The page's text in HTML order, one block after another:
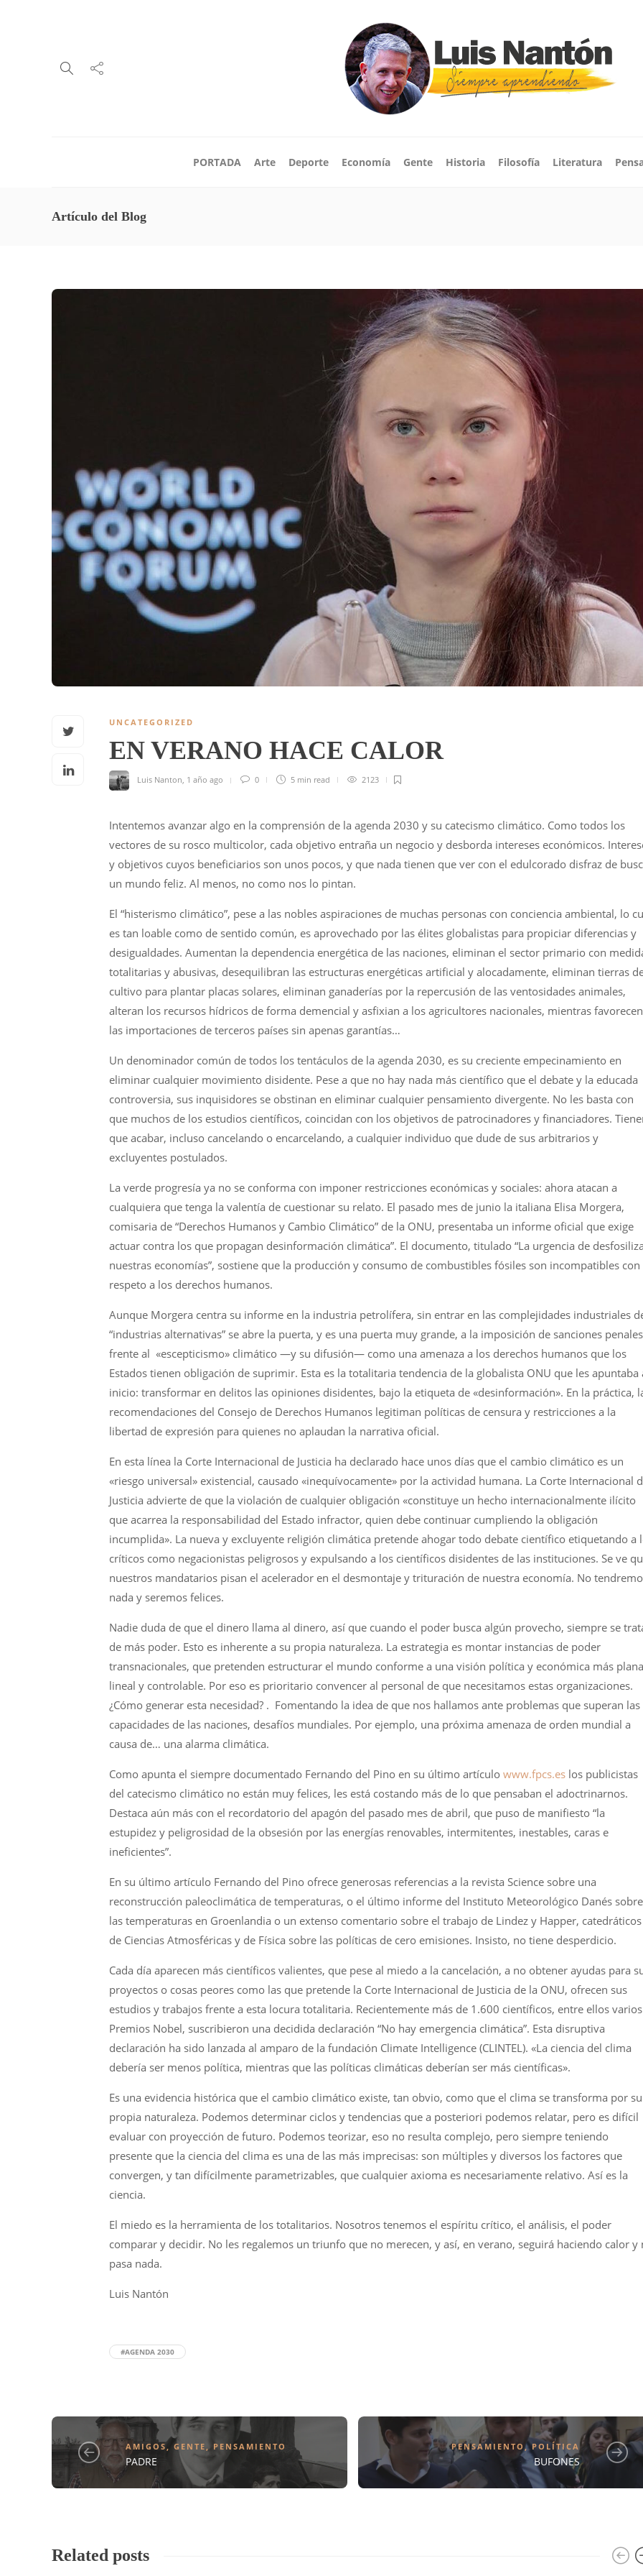
PORTADA Arte Deporte Economía Gente Historia Filosofía Literatura
Artículo del Blog
UNCATEGORIZED
EN VERANO HACE CALOR
Luis Nanton, 1 año ago 0 5 min read 2123
Intentemos avanzar algo en la comprensión de la agenda 2030 y su catecismo climático. Como todos los
vectores de su rosco multicolor, cada objetivo entraña un negocio y desborda intereses económicos.
y objetivos cuyos beneficiarios son unos pocos, y que nada tienen que ver con el edulcorado disfraz de
un mundo feliz. Al menos, no como nos lo pintan.
El “histerismo climático”, pese a las nobles aspiraciones de muchas personas con conciencia ambiental, lo
es tan loable como de sentido común, es aprovechado por las élites globalistas para propiciar diferencias y
desigualdades. Aumentan la dependencia energética de las naciones, eliminan el sector primario con
totalitarias y abusivas, desequilibran las estructuras energéticas artificial y alocadamente, eliminan tierras
cultivo para plantar placas solares, eliminan ganaderías por la repercusión de las ventosidades animales,
alteran los recursos hídricos de forma demencial y asfixian a los agricultores nacionales, mientras favorecen
las importaciones de terceros países sin apenas garantías…
Un denominador común de todos los tentáculos de la agenda 2030, es su creciente empecinamiento en
eliminar cualquier movimiento disidente. Pese a que no hay nada más científico que el debate y la educada
controversia, sus inquisidores se obstinan en eliminar cualquier pensamiento divergente. No les basta con
que muchos de los estudios científicos, coincidan con los objetivos de patrocinadores y financiadores.
que acabar, incluso cancelando o encarcelando, a cualquier individuo que dude de sus arbitrarios y
excluyentes postulados.
La verde progresía ya no se conforma con imponer restricciones económicas y sociales: ahora atacan a
cualquiera que tenga la valentía de cuestionar su relato. El pasado mes de junio la italiana Elisa Morgera,
comisaria de “Derechos Humanos y Cambio Climático” de la ONU, presentaba un informe oficial que exige
actuar contra los que propagan desinformación climática”. El documento, titulado “La urgencia de
nuestras economías”, sostiene que la producción y consumo de combustibles fósiles son incompatibles con
respeto a los derechos humanos.
Aunque Morgera centra su informe en la industria petrolífera, sin entrar en las complejidades industriales
“industrias alternativas” se abre la puerta, y es una puerta muy grande, a la imposición de sanciones
frente al «escepticismo» climático —y su difusión— como una amenaza a los derechos humanos que los
Estados tienen obligación de suprimir. Esta es la totalitaria tendencia de la globalista ONU que les apuntaba
inicio: transformar en delitos las opiniones disidentes, bajo la etiqueta de «desinformación». En la práctica,
recomendaciones del Consejo de Derechos Humanos legitiman políticas de censura y restricciones a la
libertad de expresión para quienes no aplaudan la narrativa oficial.
En esta línea la Corte Internacional de Justicia ha declarado hace unos días que el cambio climático es un
«riesgo universal» existencial, causado «inequívocamente» por la actividad humana. La Corte Internacional
Justicia advierte de que la violación de cualquier obligación «constituye un hecho internacionalmente ilícito
que acarrea la responsabilidad del Estado infractor, quien debe continuar cumpliendo la obligación
incumplida». La nueva y excluyente religión climática pretende ahogar todo debate científico etiquetando a
críticos como negacionistas peligrosos y expulsando a los científicos disidentes de las instituciones. Se ve
nuestros mandatarios pisan el acelerador en el desmontaje y trituración de nuestra economía. No
nada y seremos felices.
Nadie duda de que el dinero llama al dinero, así que cuando el poder busca algún provecho, siempre se
de más poder. Esto es inherente a su propia naturaleza. La estrategia es montar instancias de poder
transnacionales, que pretenden estructurar el mundo conforme a una visión política y económica más
lineal y controlable. Por eso es prioritario convencer al personal de que necesitamos estas organizaciones.
¿Cómo generar esta necesidad? . Fomentando la idea de que nos hallamos ante problemas que superan las
capacidades de las naciones, desafíos mundiales. Por ejemplo, una próxima amenaza de orden mundial a
causa de… una alarma climática.
Como apunta el siempre documentado Fernando del Pino en su último artículo www.fpcs.es los publicistas
del catecismo climático no están muy felices, les está costando más de lo que pensaban el adoctrinarnos.
Destaca aún más con el recordatorio del apagón del pasado mes de abril, que puso de manifiesto “la
estupidez y peligrosidad de la obsesión por las energías renovables, intermitentes, inestables, caras e
ineficientes”.
En su último artículo Fernando del Pino ofrece generosas referencias a la revista Science sobre una
reconstrucción paleoclimática de temperaturas, o el último informe del Instituto Meteorológico Danés sobre
las temperaturas en Groenlandia o un extenso comentario sobre el trabajo de Lindez y Happer, catedráticos
de Ciencias Atmosféricas y de Física sobre las políticas de cero emisiones. Insisto, no tiene desperdicio.
Cada día aparecen más científicos valientes, que pese al miedo a la cancelación, a no obtener ayudas para
proyectos o cosas peores como las que pretende la Corte Internacional de Justicia de la ONU, ofrecen sus
estudios y trabajos frente a esta locura totalitaria. Recientemente más de 1.600 científicos, entre ellos varios
Premios Nobel, suscribieron una decidida declaración “No hay emergencia climática”. Esta disruptiva
declaración ha sido lanzada al amparo de la fundación Climate Intelligence (CLINTEL). «La ciencia del clima
debería ser menos política, mientras que las políticas climáticas deberían ser más científicas».
Es una evidencia histórica que el cambio climático existe, tan obvio, como que el clima se transforma por su
propia naturaleza. Podemos determinar ciclos y tendencias que a posteriori podemos relatar, pero es difícil
evaluar con proyección de futuro. Podemos teorizar, eso no resulta complejo, pero siempre teniendo
presente que la ciencia del clima es una de las más imprecisas: son múltiples y diversos los factores que
convergen, y tan difícilmente parametrizables, que cualquier axioma es necesariamente relativo. Así es la
ciencia.
El miedo es la herramienta de los totalitarios. Nosotros tenemos el espíritu crítico, el análisis, el poder
comparar y decidir. No les regalemos un triunfo que no merecen, y así, en verano, seguirá haciendo calor y
pasa nada.
Luis Nantón
#AGENDA 2030
AMIGOS,GENTE, PENSAMIENTO
PADRE
PENSAMIENTO,POLÍTICA
BUFONES
Related posts